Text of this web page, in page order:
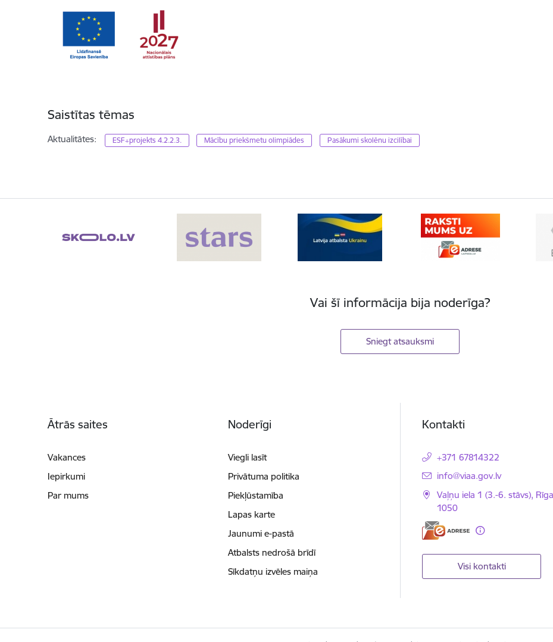
Saistītas tēmas
Aktualitātes: ESF+projekts 4.2.2.3. Mācību priekšmetu olimpiādes Pasākumi skolēnu izcilībai
Vai šī informācija bija noderīga?
Sniegt atsauksmi
Ātrās saites
Vakances
Iepirkumi
Par mums
Noderīgi
Viegli lasīt
Privātuma politika
Piekļūstamība
Lapas karte
Jaunumi e-pastā
Atbalsts nedrošā brīdī
Sīkdatņu izvēles maiņa
Kontakti
+371 67814322
E-pasts:
info@viaa.gov.lv
Vaļņu iela 1 (3.-6. stāvs),
1050
Visi kontakti